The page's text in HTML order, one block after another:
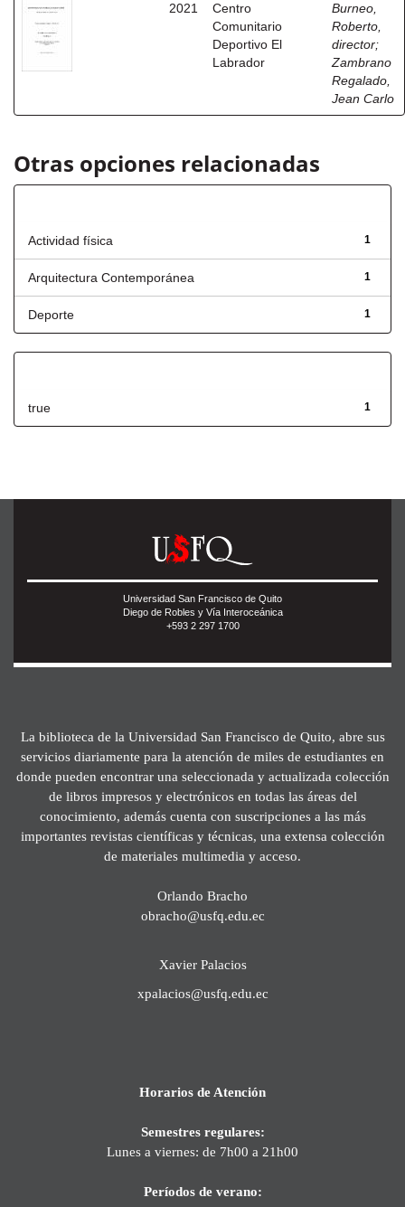
2021
Centro
Comunitario
Deportivo El
Labrador
Burneo,
Roberto,
director;
Zambrano
Regalado,
Jean Carlo
Otras opciones relacionadas
1
Actividad física
1
Arquitectura Contemporánea
1
Deporte
1
true
Universidad San Francisco de Quito
Diego de Robles y Vía Interoceánica
+593 2 297 1700
La biblioteca de la Universidad San Francisco de Quito, abre sus
servicios diariamente para la atención de miles de estudiantes en
donde pueden encontrar una seleccionada y actualizada colección
de libros impresos y electrónicos en todas las áreas del
conocimiento, además cuenta con suscripciones a las más
importantes revistas científicas y técnicas, una extensa colección
de materiales multimedia y acceso.
Orlando Bracho
obracho@usfq.edu.ec
Xavier Palacios
xpalacios@usfq.edu.ec
Horarios de Atención
Semestres regulares:
Lunes a viernes: de 7h00 a 21h00
Períodos de verano: